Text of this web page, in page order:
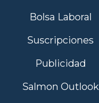
Bolsa Laboral
Suscripciones
Publicidad
Salmon Outlook